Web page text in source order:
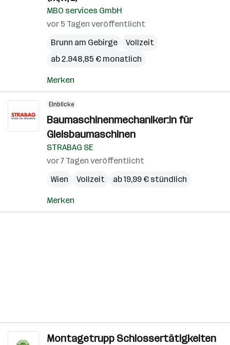
MBO services GmbH
vor 5 Tagen veröffentlicht
Brunn am Gebirge
Vollzeit
ab 2.948,85 € monatlich
Merken
Einblicke
Baumaschinenmechaniker:in für
Gleisbaumaschinen
STRABAG SE
vor 7 Tagen veröffentlicht
Wien
Vollzeit ab 19,99 € stündlich
Merken
Montagetrupp Schlossertätigkeiten